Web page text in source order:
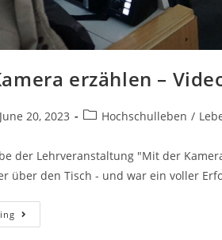
erzählen –
June 20, 2023 Hochschulleben /
der Lehrveranstaltung "Mit der
über den Tisch - und war ein voller